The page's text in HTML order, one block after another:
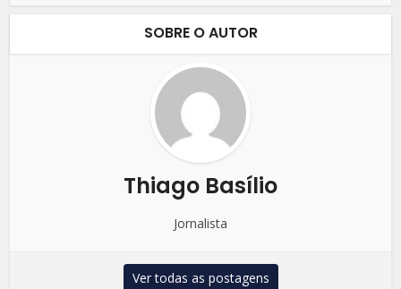
SOBRE O AUTOR
Thiago Basílio
Jornalista
Ver todas as postagens